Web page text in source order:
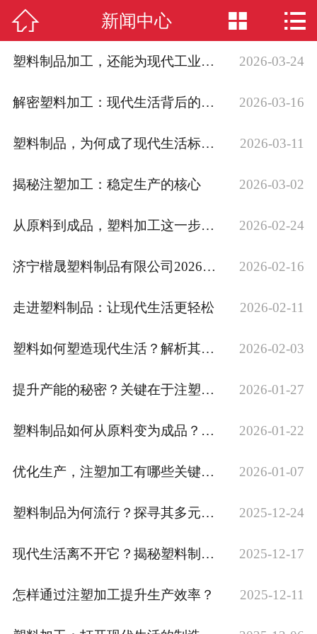
网站首页
联系我们
 新闻中心  
塑料制品加工，还能为现代工业带来什么？ 2026-03-24
解密塑料加工：现代生活背后的核心力量 2026-03-16
塑料制品，为何成了现代生活标配？ 2026-03-11
揭秘注塑加工：稳定生产的核心 2026-03-02
从原料到成品，塑料加工这一步很关键 2026-02-24
济宁楷晟塑料制品有限公司2026新春贺岁，共赴新程！ 2026-02-16
走进塑料制品：让现代生活更轻松 2026-02-11
塑料如何塑造现代生活？解析其核心优势与应用 2026-02-03
提升产能的秘密？关键在于注塑加工方案 2026-01-27
塑料制品如何从原料变为成品？全流程解读 2026-01-22
优化生产，注塑加工有哪些关键点？ 2026-01-07
塑料制品为何流行？探寻其多元魅力 2025-12-24
现代生活离不开它？揭秘塑料制品加工！ 2025-12-17
怎样通过注塑加工提升生产效率？ 2025-12-11